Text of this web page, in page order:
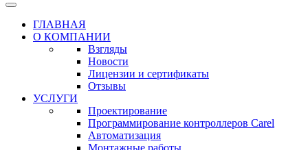
ГЛАВНАЯ
О КОМПАНИИ
Взгляды
Новости
Лицензии и сертификаты
Отзывы
УСЛУГИ
Проектирование
Программирование контроллеров Carel
Автоматизация
Монтажные работы